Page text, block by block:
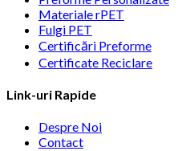
Materiale rPET
Fulgi PET
Certificări Preforme
Certificate Reciclare
Link-uri Rapide
Despre Noi
Contact